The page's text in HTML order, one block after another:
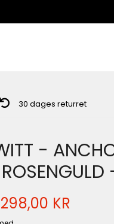
30 dages returret
-
298,00 KR